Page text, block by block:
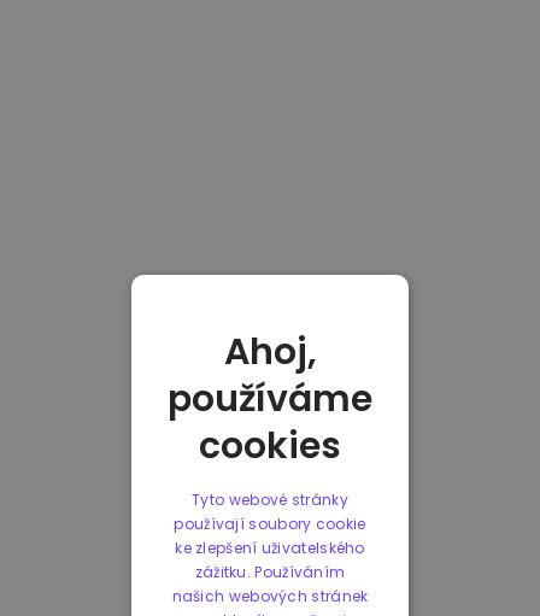
Ahoj,
používáme
cookies
Tyto webové stránky
používají soubory cookie
ke zlepšení uživatelského
zážitku. Používáním
našich webových stránek